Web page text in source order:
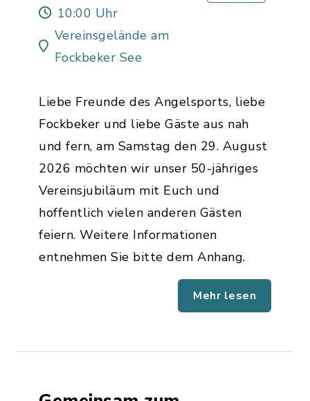
10:00 Uhr
Vereinsgelände am
Fockbeker See
Liebe Freunde des Angelsports, liebe
Fockbeker und liebe Gäste aus nah
und fern, am Samstag den 29. August
2026 möchten wir unser 50-jähriges
Vereinsjubiläum mit Euch und
hoffentlich vielen anderen Gästen
feiern. Weitere Informationen
entnehmen Sie bitte dem Anhang.
Mehr lesen